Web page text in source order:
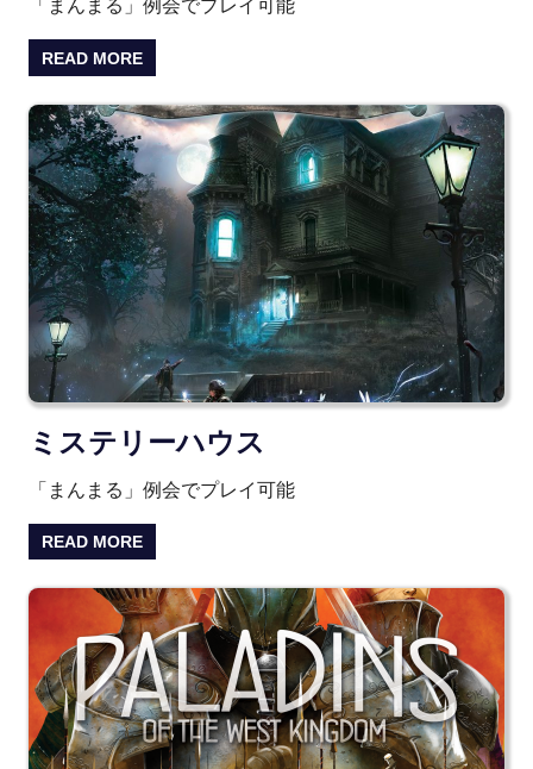
「まんまる」例会でプレイ可能
READ MORE
ミステリーハウス
「まんまる」例会でプレイ可能
READ MORE